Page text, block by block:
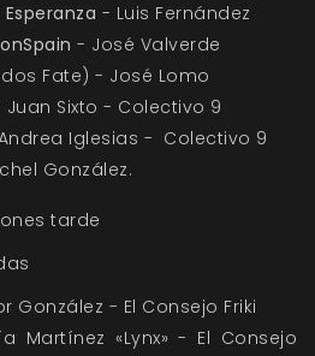
- Luis Fernández
- José Valverde
Fate) - José Lomo
Juan Sixto - Colectivo 9
Iglesias - Colectivo 9
González.
tarde
González - El Consejo Friki
Martínez «Lynx» - El Consejo